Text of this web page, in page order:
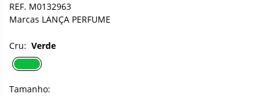
REF. M0132963
Marcas LANÇA PERFUME
Cru: Verde
Tamanho: